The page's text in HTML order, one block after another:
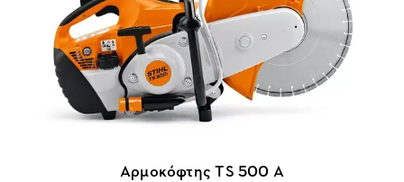
Αρμοκόφτης TS 500 A